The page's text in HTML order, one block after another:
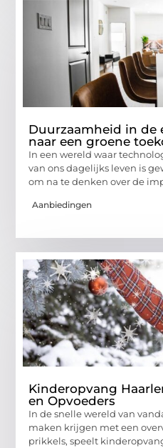
Duurzaamheid in de
naar een groene
In een wereld waar
van ons dagelijks leven is
om na te denken over de
Aanbiedingen
Kinderopvang
en Opvoeders
In de snelle wereld van
maken krijgen met een
prikkels, speelt